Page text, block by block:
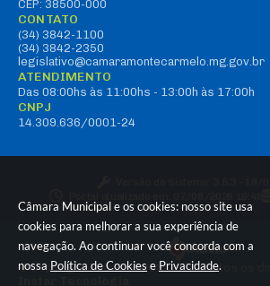
Câmara Municipal e os cookies: nosso site usa
cookies para melhorar a sua experiência de
navegação. Ao continuar você concorda com a
nossa Política de Cookies e Privacidade.
CEP: 38500-000
CONTATO
(34) 3842-1100
(34) 3842-2350
legislativo@camaramontecarmelo.mg.gov.br
ATENDIMENTO
Das 08:00hs às 11:00hs - 13:00h às 17:00h
CNPJ
14.309.636/0001-24
© Copyright Instar - 2006-2026. Todos os